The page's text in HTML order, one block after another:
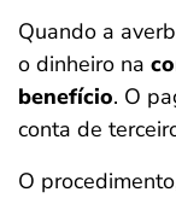
Quando a
o dinheiro na
benefício. O
conta de
O